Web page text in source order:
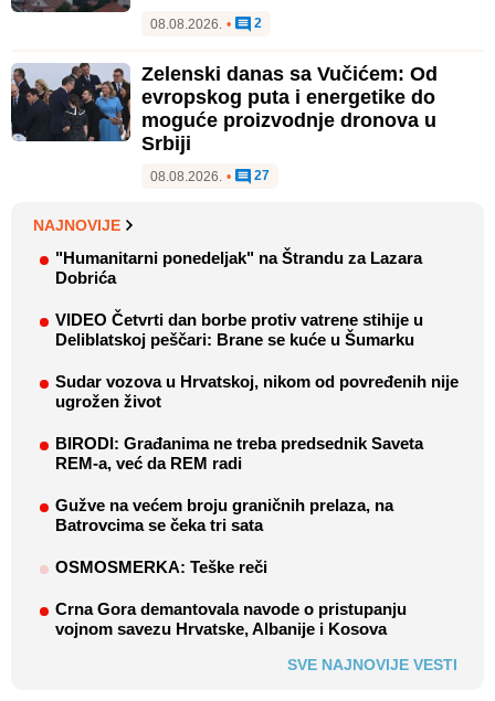
08.08.2026. • 2
Zelenski danas sa Vučićem: Od
evropskog puta i energetike do
moguće proizvodnje dronova u
Srbiji
08.08.2026. • 27
NAJNOVIJE
"Humanitarni ponedeljak" na Štrandu za Lazara
Dobrića
VIDEO Četvrti dan borbe protiv vatrene stihije u
Deliblatskoj peščari: Brane se kuće u Šumarku
Sudar vozova u Hrvatskoj, nikom od povređenih nije
ugrožen život
BIRODI: Građanima ne treba predsednik Saveta
REM-a, već da REM radi
Gužve na većem broju graničnih prelaza, na
Batrovcima se čeka tri sata
OSMOSMERKA: Teške reči
Crna Gora demantovala navode o pristupanju
vojnom savezu Hrvatske, Albanije i Kosova
SVE NAJNOVIJE VESTI